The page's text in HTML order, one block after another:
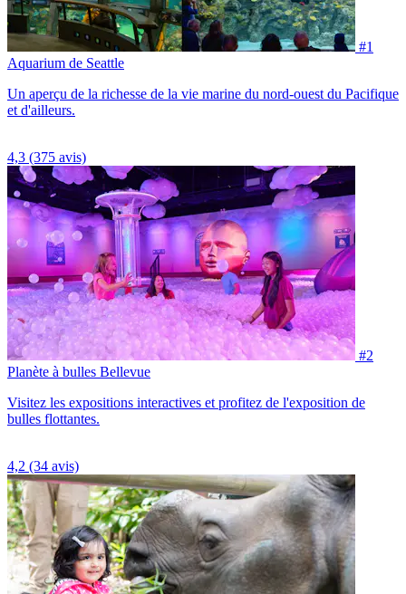
#1
Aquarium de Seattle
Un aperçu de la richesse de la vie marine du nord-ouest du Pacifique
et d'ailleurs.
4,3 (375 avis)
#2
Planète à bulles Bellevue
Visitez les expositions interactives et profitez de l'exposition de
bulles flottantes.
4,2 (34 avis)